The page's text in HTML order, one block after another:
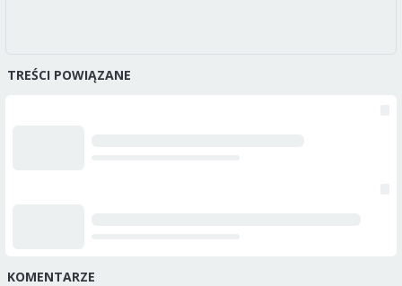
TREŚCI POWIĄZANE
KOMENTARZE